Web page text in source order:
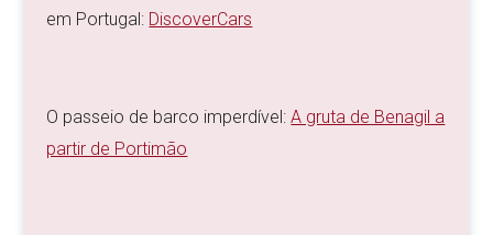
em Portugal: DiscoverCars
O passeio de barco imperdível:A gruta de Benagil a
partir de Portimão